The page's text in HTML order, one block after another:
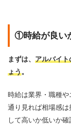
①時給が良い
まずは、 アルバイト
ょう。
時給は業界・職種
通り見れば相場感
して高いか低いか確